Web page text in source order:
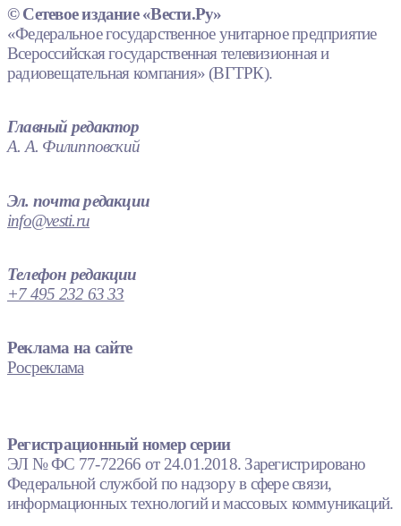
© Сетевое издание «Вести.Ру»
«Федеральное государственное унитарное предприятие
Всероссийская государственная телевизионная и
радиовещательная компания» (ВГТРК).
Главный редактор
А. А. Филипповский
Эл. почта редакции
info@vesti.ru
Телефон редакции
+7 495 232 63 33
Реклама на сайте
Росреклама
Регистрационный номер серии
ЭЛ № ФС 77-72266 от 24.01.2018. Зарегистрировано
Федеральной службой по надзору в сфере связи,
информационных технологий и массовых коммуникаций.